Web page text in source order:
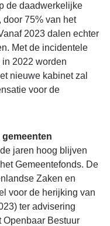
de daadwerkelijke
75% van het
2023 dalen echter
Met de incidentele
2022 worden
nieuwe kabinet zal
voor de
jaren hoog blijven
Gemeentefonds. De
Zaken en
voor de herijking van
ter advisering
Openbaar Bestuur